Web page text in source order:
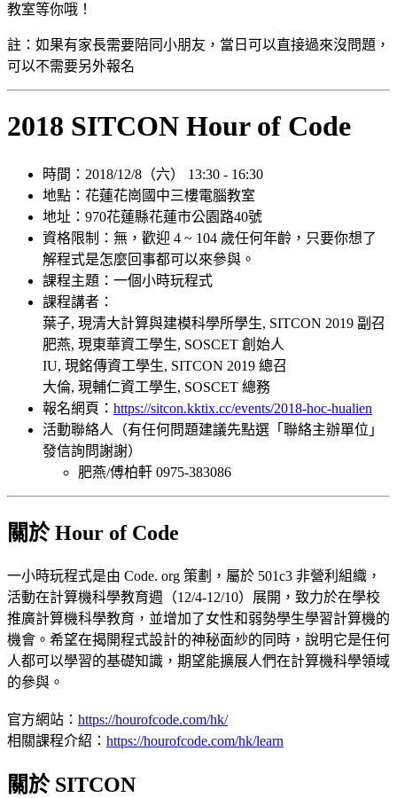
教室等你哦！
註：如果有家長需要陪同小朋友，當日可以直接過來沒問題，
可以不需要另外報名
2018 SITCON Hour of Code
時間：2018/12/8（六） 13:30 - 16:30
地點：花蓮花崗國中三樓電腦教室
地址：970花蓮縣花蓮市公園路40號
資格限制：無，歡迎 4 ~ 104 歲任何年齡，只要你想了
解程式是怎麼回事都可以來參與。
課程主題：一個小時玩程式
課程講者：
葉子, 現清大計算與建模科學所學生, SITCON 2019 副召
肥燕, 現東華資工學生, SOSCET 創始人
IU, 現銘傳資工學生, SITCON 2019 總召
大倫, 現輔仁資工學生, SOSCET 總務
報名網頁： https://sitcon.kktix.cc/events/2018-hoc-hualien
活動聯絡人（有任何問題建議先點選「聯絡主辦單位」
發信詢問謝謝）
肥燕/傅柏軒 0975-383086
關於 Hour of Code
一小時玩程式是由 Code. org 策劃，屬於 501c3 非營利組織，
活動在計算機科學教育週（12/4-12/10）展開，致力於在學校
推廣計算機科學教育，並增加了女性和弱勢學生學習計算機的
機會。希望在揭開程式設計的神秘面紗的同時，說明它是任何
人都可以學習的基礎知識，期望能擴展人們在計算機科學領域
的參與。
官方網站： https://hourofcode.com/hk/
相關課程介紹： https://hourofcode.com/hk/learn
關於 SITCON